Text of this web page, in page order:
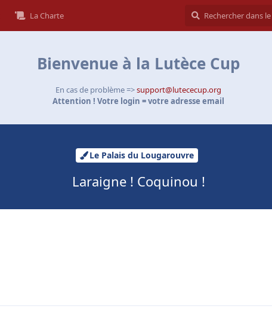
La Charte
Bienvenue à la Lutèce Cup
En cas de problème =>support@lutececup.org
Attention ! Votre login = votre adresse email
Le Palais du Lougarouvre
Laraigne ! Coquinou !